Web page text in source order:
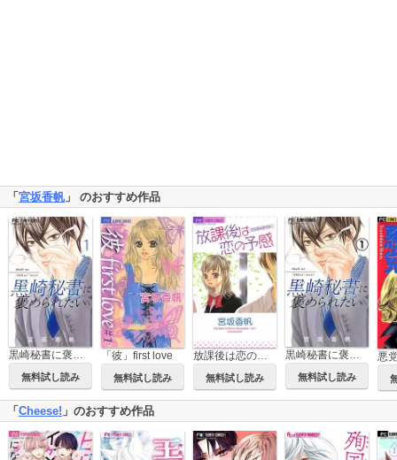
「宮坂香帆」 のおすすめ作品
黒崎秘書に褒められたい
無料試し読み
「彼」first love
無料試し読み 無料試し読み
黒崎秘書に褒められたい【マイクロ】
無料試し読み
「Cheese! 」のおすすめ作品